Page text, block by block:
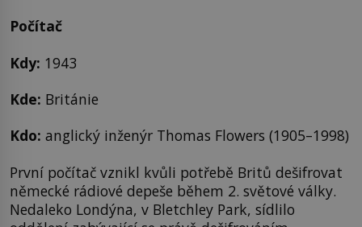
Počítač
Kdy: 1943
Kde: Británie
Kdo: anglický inženýr Thomas Flowers (1905–1998)
První počítač vznikl kvůli potřebě Britů dešifrovat
německé rádiové depeše během 2. světové války.
Nedaleko Londýna, v Bletchley Park, sídlilo